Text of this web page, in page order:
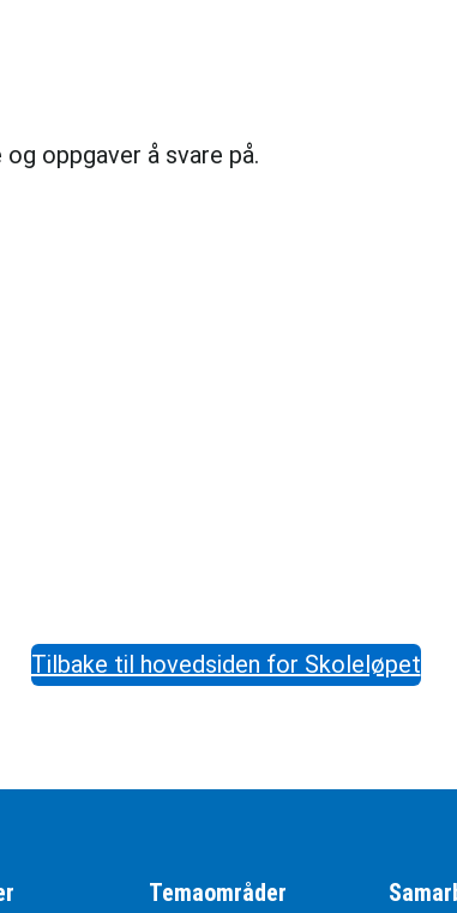
oppgaver å svare på.
Tilbake til hovedsiden for Skoleløpet
Temaområder